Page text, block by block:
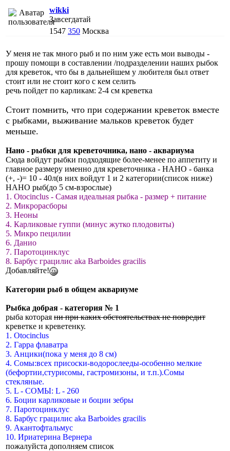
wikki
Завсегдатай
1547 350 Москва
У меня не так много рыб и по ним уже есть мои выводы -
прошу помощи в составлении /подразделении наших рыбок
для кревeток, что бы в дальнейшем у любителя был ответ
стоит или не стоит кого с кем селить
речь пойдет по карликам: 2-4 см кревeтка
Стоит помнить, что при содержании креветок вместе
с рыбками, выживание мальков креветок будет
меньше.
Нано - рыбки для кревeточника, нано - аквариума
Сюда войдут рыбки подходящие более-менее по аппетиту и
главное размеру именно для кревeточника - НАНО - банка
(+, -)= 10 - 40л(в них войдут 1 и 2 категории(список ниже)
НАНО рыб(до 5 см-взрослые)
1. Otocinclus - Самая идеальная рыбка - размер + питание
2. Микрорасборы
3. Неоны
4. Карликовые гуппи (минус жутко плодовиты)
5. Микро пецилии
6. Данио
7. Паротоцинклус
8. Барбус грацилис аkа Barboides gracilis
Добавляйте!
Категории рыб в общем аквариуме
Рыбка добрая - категория № 1
рыба которая ни при каких обстоятельствах не повредит
кревeтке и кревeтенку.
1. Otocinclus
2. Гарра флаватра
3. Анцики(пока у меня до 8 см)
4. Сомы:всех присоски-водорослееды-особенно мелкие
(бефортии,стурисомы, гастромизоны, и т.п.).Сомы
стекляные.
5. L - СОМЫ: L - 260
6. Боции карликовые и боции зебры
7. Паротоцинклус
8. Барбус грацилис аkа Barboides gracilis
9. Акантофтальмус
10. Ириатерина Вернера
пожалуйста дополняем список